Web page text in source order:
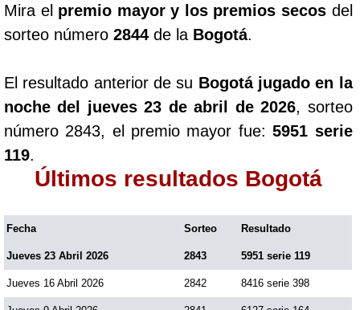
Mira el premio mayor y los premios secosdel
sorteo número 2844 de la Bogotá.
El resultado anterior de su Bogotá jugado en la
noche del jueves 23 de abril de 2026, sorteo
número 2843, el premio mayor fue:5951 serie
119.
Últimos resultados Bogotá
Fecha Sorteo Resultado
Jueves 23 Abril 2026 2843 5951 serie 119
Jueves 16 Abril 2026 2842 8416 serie 398